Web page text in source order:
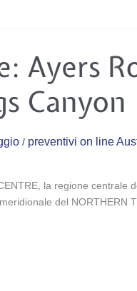
Ayers
Canyon
/ preventivi on line
la regione centrale
del NORTHERN